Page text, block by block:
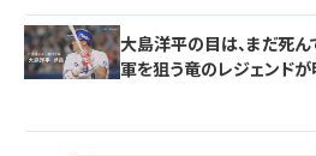
大島洋平の目は、まだ死
軍を狙う竜のレジェンド